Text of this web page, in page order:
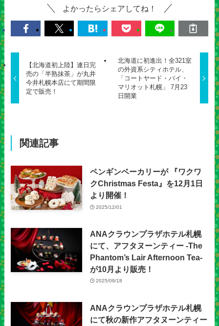
よかったらシェアしてね！
【北海道初上陸】連日完
売の「半熟抹茶」が丸井
今井札幌本店にて期間限
定で販売！
北海道に初進出！全321室
の外資系シティホテル、
「コートヤード・バイ・
マリオット札幌」 7月23
日開業
関連記事
ペンギンベーカリーが 『ワクワ
クChristmas Festa』を12月1日
より開催！
2025/12/01
ANAクラウンプラザホテル札幌
にて、アフタヌーンティー -The
Phantom’s Lair Afternoon Tea-
が10月より販売！
2025/09/18
ANAクラウンプラザホテル札幌
にて秋の新作アフタヌーンティー